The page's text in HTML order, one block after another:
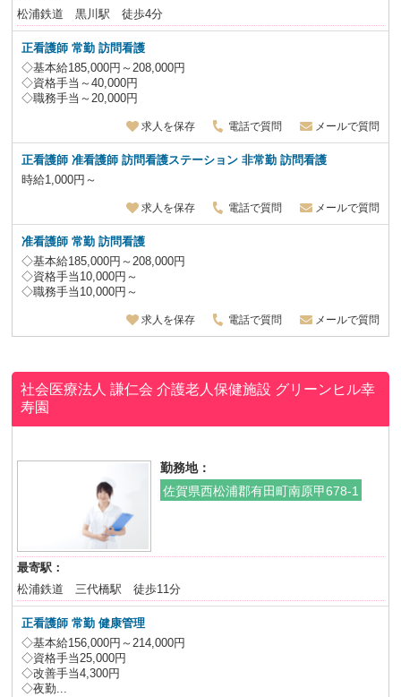
松浦鉄道 黒川駅 徒歩4分
正看護師 常勤 訪問看護
◇基本給185,000円～208,000円
◇資格手当～40,000円
◇職務手当～20,000円
求人を保存 電話で質問 メールで質問
正看護師 准看護師 訪問看護ステーション 非常勤 訪問看護
時給1,000円～
求人を保存 電話で質問 メールで質問
准看護師 常勤 訪問看護
◇基本給185,000円～208,000円
◇資格手当10,000円～
◇職務手当10,000円～
求人を保存 電話で質問 メールで質問
社会医療法人 謙仁会 介護老人保健施設 グリーンヒル幸
寿園
勤務地：
佐賀県西松浦郡有田町南原甲678-1
最寄駅：
松浦鉄道 三代橋駅 徒歩11分
正看護師常勤 健康管理
◇基本給156,000円～214,000円
◇資格手当25,000円
◇改善手当4,300円
◇夜勤...